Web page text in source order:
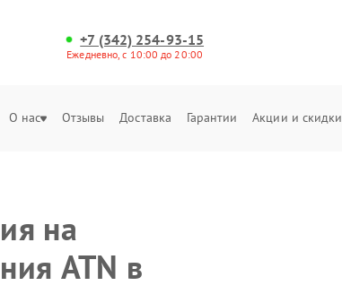
+7 (342) 254-93-15
Ежедневно, с 10:00 до 20:00
О нас Отзывы Доставка Гарантии Акции и скидки
на
ATN в